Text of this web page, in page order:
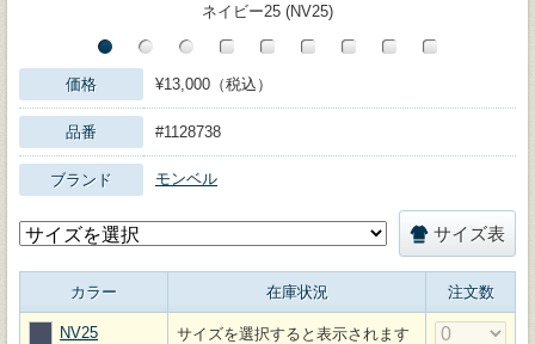
ネイビー25 (NV25)
価格 ¥13,000（税込）
品番 #1128738
ブランド モンベル
サイズ表
カラー 在庫状況 注文数
NV25 サイズを選択すると表示されます